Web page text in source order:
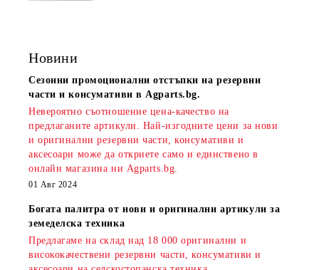
Новини
Сезонни промоционални отстъпки на резервни
части и консумативи в Agparts.bg.
Невероятно съотношение цена-качество на
предлаганите артикули. Най-изгодните цени за нови
и оригинални резервни части, консумативи и
аксесоари може да откриете само и единствено в
онлайн магазина ни Agparts.bg.
01 Авг 2024
Богата палитра от нови и оригинални артикули за
земеделска техника
Предлагаме на склад над 18 000 оригинални и
висококачествени резервни части, консумативи и